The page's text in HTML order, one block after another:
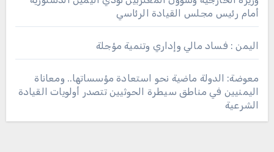
أمام رئيس مجلس القيادة الرئاسي
اليمن : فساد مالي وإداري وتنمية مؤجلة
معوضة: الدولة ماضية نحو استعادة مؤسساتها.. ومعاناة
اليمنيين في مناطق سيطرة الحوثيين تتصدر أولويات القيادة
الشرعية